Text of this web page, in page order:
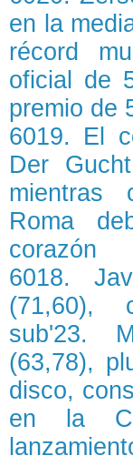
en la
récord
oficial de
premio de
6019. El
Der
mientras
Roma
corazón
6018.
(71,60),
sub'23.
(63,78),
disco,
en la